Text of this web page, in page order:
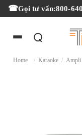
Gọi tư vấn:800-
Home / Karaoke / Ampli